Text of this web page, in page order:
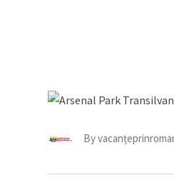
By